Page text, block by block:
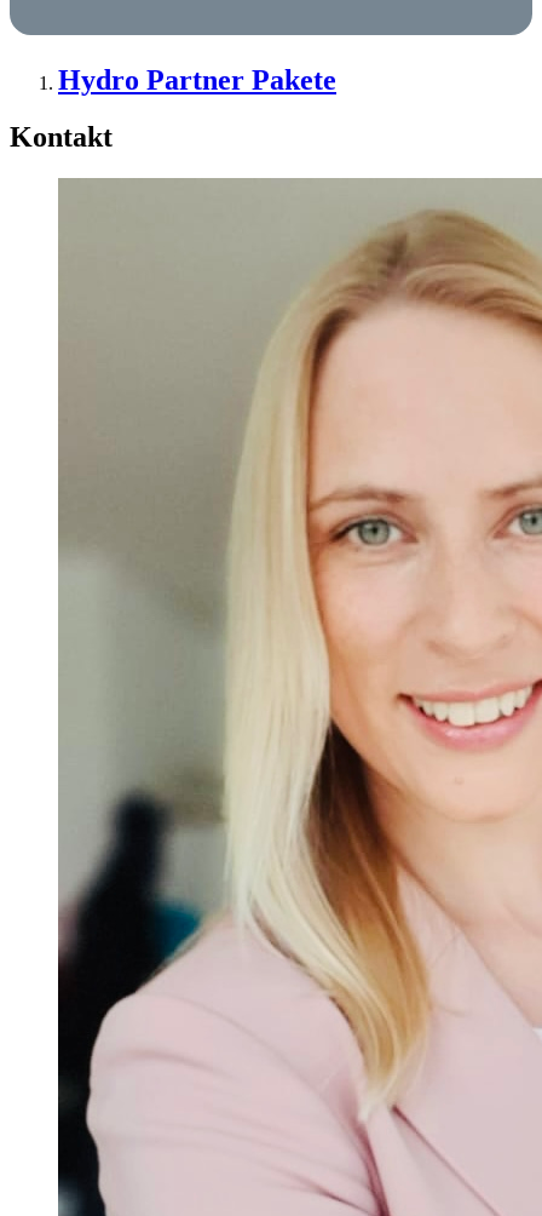
Hydro Partner Pakete
Kontakt